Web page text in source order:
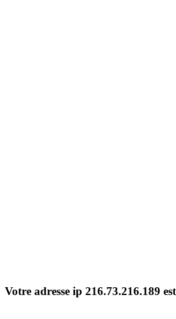
Votre adresse ip 216.73.216.189